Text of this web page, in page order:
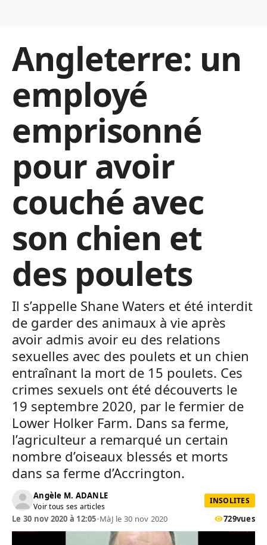
Angleterre: un
employé
emprisonné
pour avoir
couché avec
son chien et
des poulets
Il s’appelle Shane Waters et été interdit
de garder des animaux à vie après
avoir admis avoir eu des relations
sexuelles avec des poulets et un chien
entraînant la mort de 15 poulets. Ces
crimes sexuels ont été découverts le
19 septembre 2020, par le fermier de
Lower Holker Farm. Dans sa ferme,
l’agriculteur a remarqué un certain
nombre d’oiseaux blessés et morts
dans sa ferme d’Accrington.
Angèle M. ADANLE
Voir tous ses articles
INSOLITES
Le 30 nov 2020 à 12:05•MàJ le 30 nov 2020 729vues